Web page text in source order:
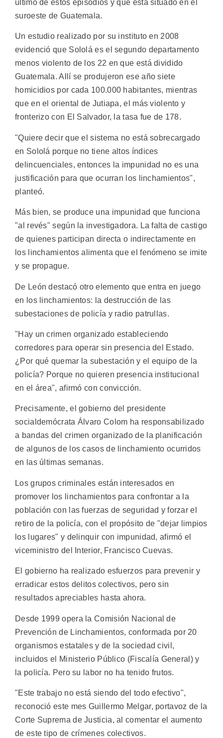
último de estos episodios y que está situado en el
suroeste de Guatemala.
Un estudio realizado por su instituto en 2008
evidenció que Sololá es el segundo departamento
menos violento de los 22 en que está dividido
Guatemala. Allí se produjeron ese año siete
homicidios por cada 100.000 habitantes, mientras
que en el oriental de Jutiapa, el más violento y
fronterizo con El Salvador, la tasa fue de 178.
"Quiere decir que el sistema no está sobrecargado
en Sololá porque no tiene altos índices
delincuenciales, entonces la impunidad no es una
justificación para que ocurran los linchamientos",
planteó.
Más bien, se produce una impunidad que funciona
"al revés" según la investigadora. La falta de castigo
de quienes participan directa o indirectamente en
los linchamientos alimenta que el fenómeno se imite
y se propague.
De León destacó otro elemento que entra en juego
en los linchamientos: la destrucción de las
subestaciones de policía y radio patrullas.
"Hay un crimen organizado estableciendo
corredores para operar sin presencia del Estado.
¿Por qué quemar la subestación y el equipo de la
policía? Porque no quieren presencia institucional
en el área", afirmó con convicción.
Precisamente, el gobierno del presidente
socialdemócrata Álvaro Colom ha responsabilizado
a bandas del crimen organizado de la planificación
de algunos de los casos de linchamiento ocurridos
en las últimas semanas.
Los grupos criminales están interesados en
promover los linchamientos para confrontar a la
población con las fuerzas de seguridad y forzar el
retiro de la policía, con el propósito de "dejar limpios
los lugares" y delinquir con impunidad, afirmó el
viceministro del Interior, Francisco Cuevas.
El gobierno ha realizado esfuerzos para prevenir y
erradicar estos delitos colectivos, pero sin
resultados apreciables hasta ahora.
Desde 1999 opera la Comisión Nacional de
Prevención de Linchamientos, conformada por 20
organismos estatales y de la sociedad civil,
incluidos el Ministerio Público (Fiscalía General) y
la policía. Pero su labor no ha tenido frutos.
"Este trabajo no está siendo del todo efectivo",
reconoció este mes Guillermo Melgar, portavoz de la
Corte Suprema de Justicia, al comentar el aumento
de este tipo de crímenes colectivos.